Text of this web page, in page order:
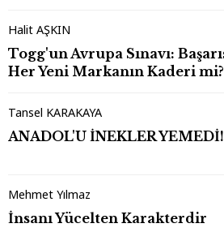
Halit AŞKIN
Togg'un Avrupa Sınavı: Başarısızlık mı,
Her Yeni Markanın Kaderi mi?
Tansel KARAKAYA
ANADOL'U İNEKLER YEMEDİ!
Mehmet Yılmaz
İnsanı Yücelten Karakterdir